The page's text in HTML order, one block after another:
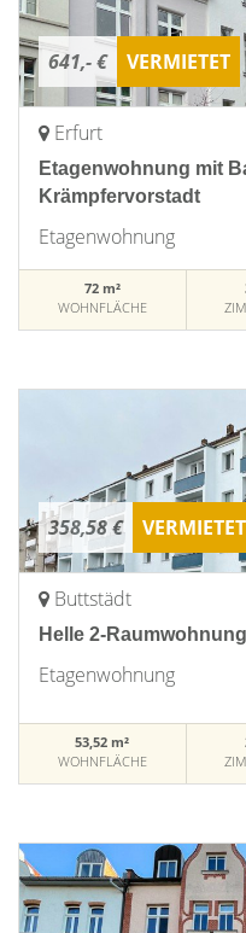
641,- € VERMIETET
Erfurt
Etagenwohnung mit
Krämpfervorstadt
Etagenwohnung
72 m²
WOHNFLÄCHE
358,58 € VERMIETET
Buttstädt
Helle 2-
Etagenwohnung
53,52 m²
WOHNFLÄCHE